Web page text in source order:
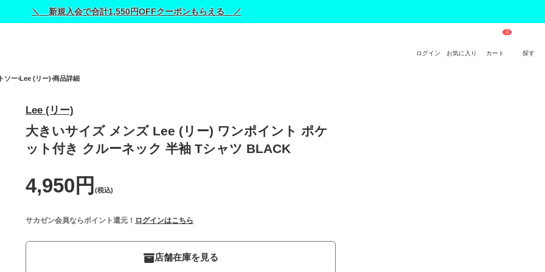
＼ 新規入会で合計1,550円OFFクーポンもらえる ／
ログイン お気に入り カート 探す
ソー Lee (リー) 商品詳細
Lee (リー)
大きいサイズ メンズ Lee (リー) ワンポイント ポケ
ット付き クルーネック 半袖 Tシャツ BLACK
4,950円 (税込)
サカゼン会員ならポイント還元！ ログインはこちら
店舗在庫を見る